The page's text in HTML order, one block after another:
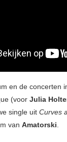
en de concerten
(voor Julia
single uit Curves
van Amatorski